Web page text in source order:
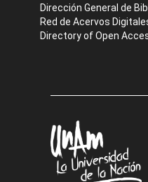
Dirección General de
Red de Acervos
Directory of Open